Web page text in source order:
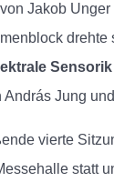
Jakob
drehte
Sensorik
András Jung
vierte
statt